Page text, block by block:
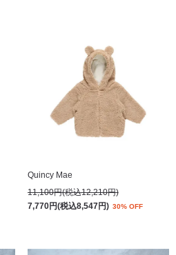
Quincy Mae
11,100円(税込12,210円)
7,770円(税込8,547円) 30% OFF